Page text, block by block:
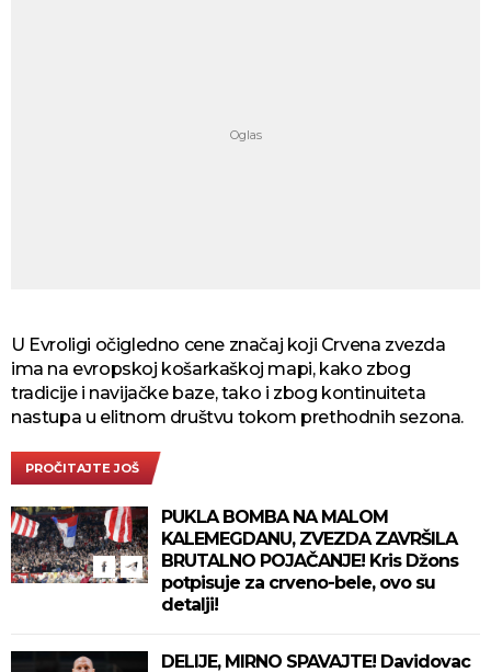
U Evroligi očigledno cene značaj koji Crvena zvezda
ima na evropskoj košarkaškoj mapi, kako zbog
tradicije i navijačke baze, tako i zbog kontinuiteta
nastupa u elitnom društvu tokom prethodnih sezona.
PROČITAJTE JOŠ
PUKLA BOMBA NA MALOM
KALEMEGDANU, ZVEZDA ZAVRŠILA
BRUTALNO POJAČANJE! Kris Džons
potpisuje za crveno-bele, ovo su
detalji!
DELIJE, MIRNO SPAVAJTE! Davidovac